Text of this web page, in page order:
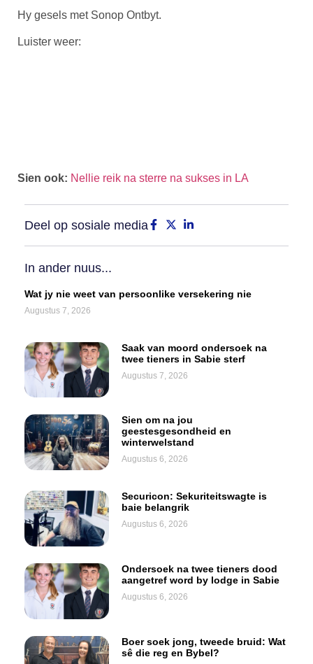
Hy gesels met Sonop Ontbyt.
Luister weer:
Sien ook: Nellie reik na sterre na sukses in LA
Deel op sosiale media
In ander nuus...
Wat jy nie weet van persoonlike versekering nie
Augustus 7, 2026
Saak van moord ondersoek na
twee tieners in Sabie sterf
Augustus 7, 2026
Sien om na jou
geestesgesondheid en
winterwelstand
Augustus 6, 2026
Securicon: Sekuriteitswagte is
baie belangrik
Augustus 6, 2026
Ondersoek na twee tieners dood
aangetref word by lodge in Sabie
Augustus 6, 2026
Boer soek jong, tweede bruid: Wat
sê die reg en Bybel?